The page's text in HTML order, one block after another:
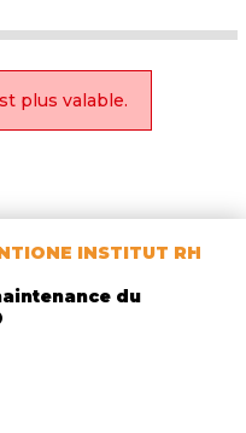
plus valable.
INSTITUT RH
du